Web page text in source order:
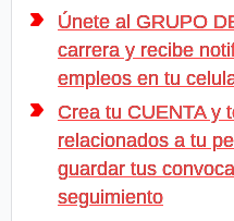
Únete al GRUPO
carrera y recibe
empleos en tu
Crea tu CUENTA y
relacionados a tu
guardar tus
seguimiento